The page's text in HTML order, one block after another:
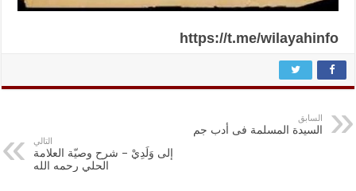
https://t.me/wilayahinfo
السابق
السيدة المسلمة فى أدب جم
التالي
إلى وَلَدِيْ – شرح وصيّة العلامة
الحلي رحمه الله